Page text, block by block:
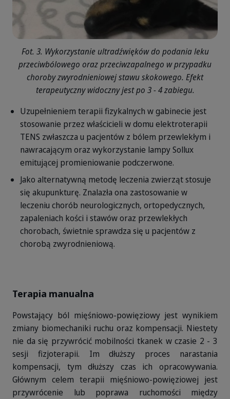
Fot. 3. Wykorzystanie ultradźwięków do podania leku
przeciwbólowego oraz przeciwzapalnego w przypadku
choroby zwyrodnieniowej stawu skokowego. Efekt
terapeutyczny widoczny jest po 3 - 4 zabiegu.
Uzupełnieniem terapii fizykalnych w gabinecie jest
stosowanie przez właścicieli w domu elektroterapii
TENS zwłaszcza u pacjentów z bólem przewlekłym i
nawracającym oraz wykorzystanie lampy Sollux
emitującej promieniowanie podczerwone.
Jako alternatywną metodę leczenia zwierząt stosuje
się akupunkturę. Znalazła ona zastosowanie w
leczeniu chorób neurologicznych, ortopedycznych,
zapaleniach kości i stawów oraz przewlekłych
chorobach, świetnie sprawdza się u pacjentów z
chorobą zwyrodnieniową.
Terapia manualna
Powstający ból mięśniowo-powięziowy jest wynikiem
zmiany biomechaniki ruchu oraz kompensacji. Niestety
nie da się przywrócić mobilności tkanek w czasie 2 - 3
sesji fizjoterapii. Im dłuższy proces narastania
kompensacji, tym dłuższy czas ich opracowywania.
Głównym celem terapii mięśniowo-powięziowej jest
przywrócenie lub poprawa ruchomości między